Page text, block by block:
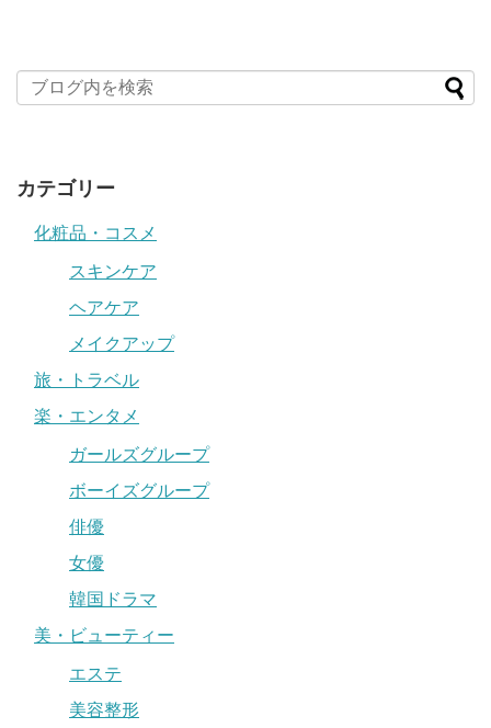
カテゴリー
化粧品・コスメ
スキンケア
ヘアケア
メイクアップ
旅・トラベル
楽・エンタメ
ガールズグループ
ボーイズグループ
俳優
女優
韓国ドラマ
美・ビューティー
エステ
美容整形